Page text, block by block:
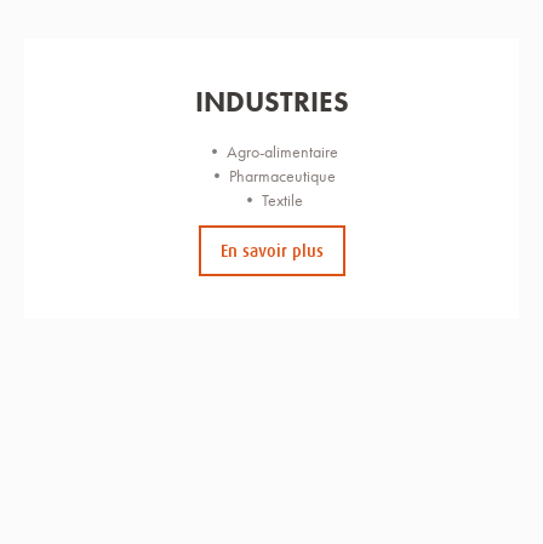
INDUSTRIES
• Agro-alimentaire
• Pharmaceutique
• Textile
En savoir plus